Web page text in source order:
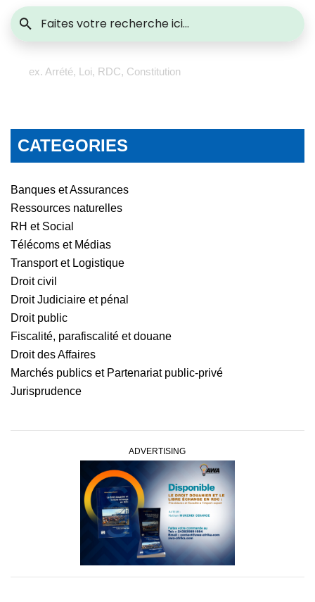
ex. Arrété, Loi, RDC, Constitution
CATEGORIES
Banques et Assurances
Ressources naturelles
RH et Social
Télécoms et Médias
Transport et Logistique
Droit civil
Droit Judiciaire et pénal
Droit public
Fiscalité, parafiscalité et douane
Droit des Affaires
Marchés publics et Partenariat public-privé
Jurisprudence
ADVERTISING